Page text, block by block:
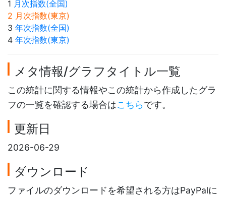
1 月次指数(全国)
2 月次指数(東京)
3 年次指数(全国)
4 年次指数(東京)
メタ情報/グラフタイトル一覧
この統計に関する情報やこの統計から作成したグラ
フの一覧を確認する場合はこちらです。
更新日
2026-06-29
ダウンロード
ファイルのダウンロードを希望される方はPayPalに